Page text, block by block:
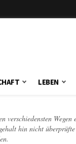
LEBEN
hin nicht